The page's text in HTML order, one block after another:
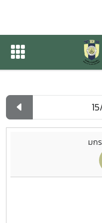
ปฏิทินกิจกรรม
ปฏิทินกิจกรรมของหน่วย
มก